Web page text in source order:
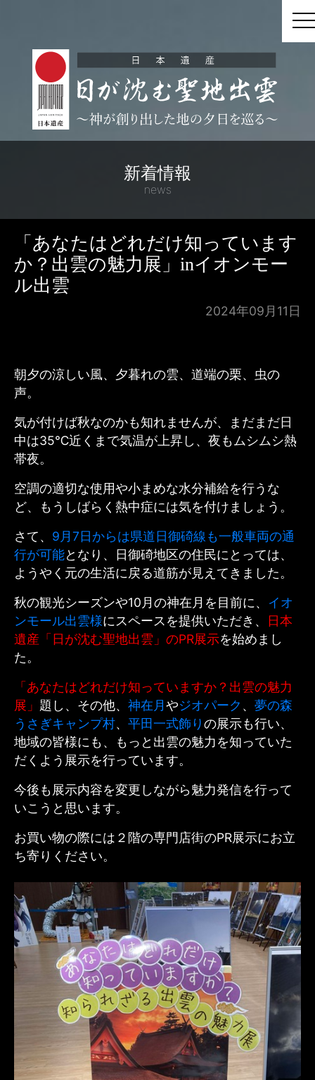
新着情報
news
「あなたはどれだけ知っています
か？出雲の魅力展」inイオンモー
ル出雲
2024年09月11日
朝夕の涼しい風、 夕暮れの雲、 道端の栗、虫の
声。
気が付けば秋なのかも知れませんが、まだまだ日
中は35℃近くまで気温が上昇し、夜もムシムシ熱
帯夜。
空調の適切な使用や小まめな水分補給を行うな
ど、
もうしばらく 熱中症には気を付けましょう。
さて、 9月7日からは県道日御碕線も一般車両の通
行が可能となり、日御碕地区の住民にとっては、
ようやく元の生活に戻る道筋が見えてきました。
秋の観光シーズンや10月の神在月を目前に、 イオ
ンモール出雲様にスペースを提供いただき、
日本
遺産「日が沈む聖地出雲」のPR展示を始めまし
た。
「あなたはどれだけ知っていますか？出雲の魅力
展」 題し、その他、 神在月やジオパーク 、 夢の森
うさぎキャンプ村、 平田一式飾りの展示も行い、
地域の皆様にも、もっと出雲の魅力を知っていた
だくよう展示を行っています。
今後も展示内容を変更しながら魅力発信を行って
いこうと思います。
お買い物の際には２階の専門店街のPR展示にお立
ち寄りください。